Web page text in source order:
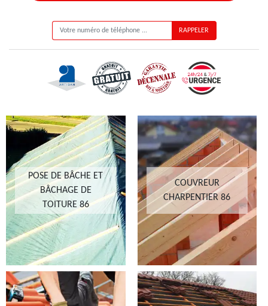
POSE DE BÂCHE ET
BÂCHAGE DE
TOITURE 86
COUVREUR
CHARPENTIER 86